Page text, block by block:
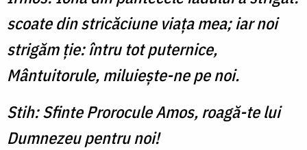
scoate din stricăciune viaţa mea; iar noi
strigăm ţie: întru tot puternice,
Mântuitorule, miluieşte-ne pe noi.
Stih: Sfinte Prorocule Amos, roagă-te lui
Dumnezeu pentru noi!